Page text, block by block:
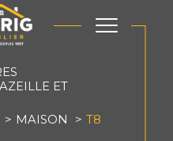
ET
MAISON T8